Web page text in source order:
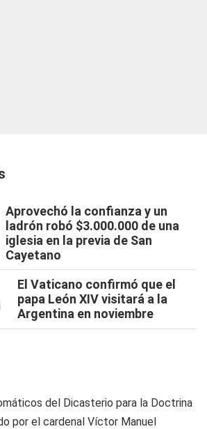
Aprovechó la confianza y un
ladrón robó $3.000.000 de una
iglesia en la previa de San
Cayetano
El Vaticano confirmó que el
papa León XIV visitará a la
Argentina en noviembre
del Dicasterio para la Doctrina
por el cardenal Víctor Manuel